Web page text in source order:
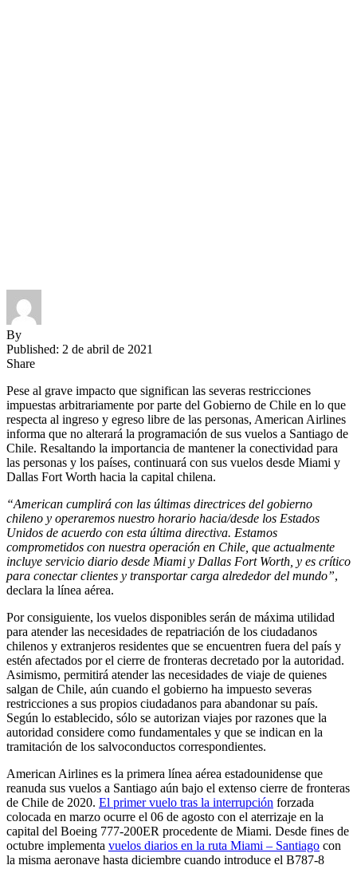
By
Published: 2 de abril de 2021
Share
Pese al grave impacto que significan las severas restricciones
impuestas arbitrariamente por parte del Gobierno de Chile en lo que
respecta al ingreso y egreso libre de las personas, American Airlines
informa que no alterará la programación de sus vuelos a Santiago de
Chile. Resaltando la importancia de mantener la conectividad para
las personas y los países, continuará con sus vuelos desde Miami y
Dallas Fort Worth hacia la capital chilena.
“American cumplirá con las últimas directrices del gobierno
chileno y operaremos nuestro horario hacia/desde los Estados
Unidos de acuerdo con esta última directiva. Estamos
comprometidos con nuestra operación en Chile, que actualmente
incluye servicio diario desde Miami y Dallas Fort Worth, y es crítico
para conectar clientes y transportar carga alrededor del mundo”,
declara la línea aérea.
Por consiguiente, los vuelos disponibles serán de máxima utilidad
para atender las necesidades de repatriación de los ciudadanos
chilenos y extranjeros residentes que se encuentren fuera del país y
estén afectados por el cierre de fronteras decretado por la autoridad.
Asimismo, permitirá atender las necesidades de viaje de quienes
salgan de Chile, aún cuando el gobierno ha impuesto severas
restricciones a sus propios ciudadanos para abandonar su país.
Según lo establecido, sólo se autorizan viajes por razones que la
autoridad considere como fundamentales y que se indican en la
tramitación de los salvoconductos correspondientes.
American Airlines es la primera línea aérea estadounidense que
reanuda sus vuelos a Santiago aún bajo el extenso cierre de fronteras
de Chile de 2020. El primer vuelo tras la interrupción forzada
colocada en marzo ocurre el 06 de agosto con el aterrizaje en la
capital del Boeing 777-200ER procedente de Miami. Desde fines de
octubre implementa vuelos diarios en la ruta Miami – Santiago con
la misma aeronave hasta diciembre cuando introduce el B787-8